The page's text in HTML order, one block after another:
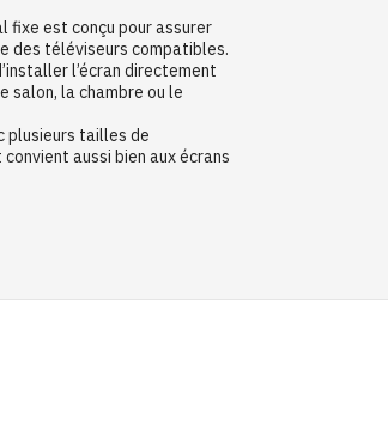
fixe est conçu pour assurer
des téléviseurs compatibles.
l’écran directement
salon, la chambre ou le
plusieurs tailles de
aussi bien aux écrans